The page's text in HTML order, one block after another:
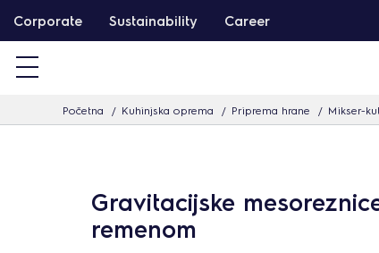
a
Corporate Sustainability Career
Početna Kuhinjska oprema Priprema hrane Mikser-
Gravitacijske
remenom